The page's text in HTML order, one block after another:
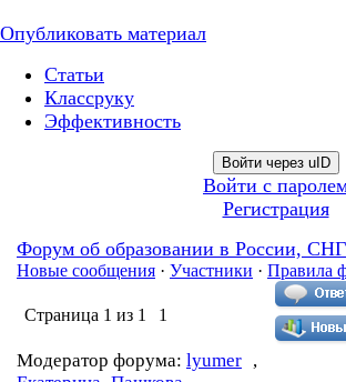
Опубликовать материал
Статьи
Классруку
Эффективность
Войти через uID
Войти с
Регистрация
Форум об образовании в России,
Новые сообщения · Участники · Правила
Страница 1 из 1 1
Модератор форума: lyumer ,